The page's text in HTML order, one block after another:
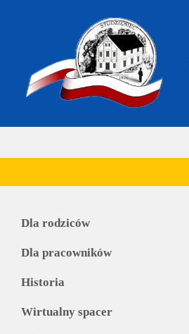
Dla rodziców
Dla pracowników
Historia
Wirtualny spacer